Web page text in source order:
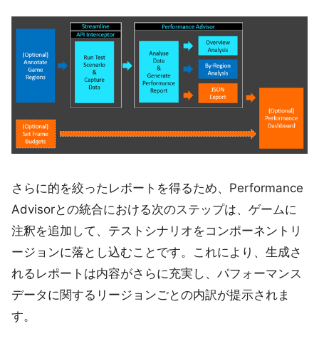
さらに的を絞ったレポートを得るため、Performance
Advisorとの統合における次のステップは、ゲームに
注釈を追加して、テストシナリオをコンポーネントリ
ージョンに落とし込むことです。これにより、生成さ
れるレポートは内容がさらに充実し、パフォーマンス
データに関するリージョンごとの内訳が提示されま
す。